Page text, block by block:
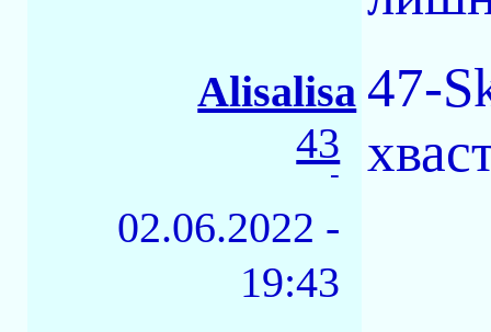
Alisalisa
43
-
02.06.2022 -
19:43
47-